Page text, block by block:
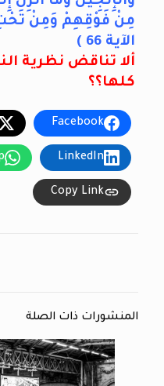
مِنْ فَوْقِهِمْ وَمِنْ تَحْتِ
الآية 66 )
ألا تناقض نظرية
كلها؟؟
Facebook
LinkedIn
Copy Link
المنشورات ذات الصلة